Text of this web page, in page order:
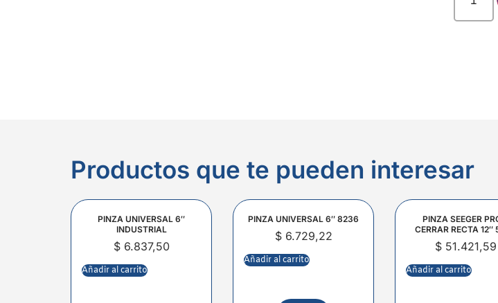
Productos que te pueden interesar
PINZA UNIVERSAL 6″
INDUSTRIAL
$6.837,50
Añadir al carrito
PINZA UNIVERSAL 6″ 8236
$6.729,22
Añadir al carrito
PINZA SEEGER
CERRAR RECTA 12″
$51.421,59
Añadir al carrito